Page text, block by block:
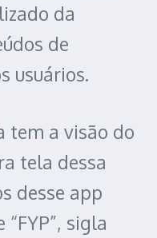
da
de
usuários.
tem a visão do
tela dessa
desse app
sigla